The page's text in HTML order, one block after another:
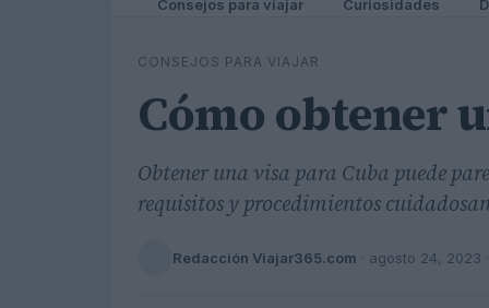
Consejos para viajar Curiosidades
CONSEJOS PARA VIAJAR
Cómo obtener
Obtener una visa para Cuba puede
requisitos y procedimientos
Redacción Viajar365.com · agosto 24, 2023